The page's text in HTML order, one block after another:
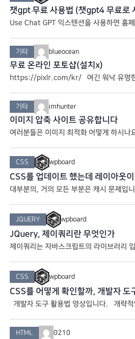
챗gpt 무료 사용법 (챗gpt4 무료로
Use Chat GPT 익스텐션을 사용하면 홈
디에서든 텍스트를 클릭하면 쉽게 작성,
기타 blueocean
무료 온라인 포토샵(설치x)
https://pixlr.com/kr/ 여긴 워낙 유명한
기타 imhunter
이미지 압축 사이트 공유합니다
여러분들은 이미지 최적화 어떻게 하시
이미지 압축 후 업로드하고 있습니다. 아
CSS wpboard
CSS를 업데이트 했는데 레이아웃
대부분의, 거의 모든 부분은 캐시 문제
JQUERY wpboard
JQuery, 제이쿼리란 무엇인가
제이쿼리는 자바스크립트의 라이브러리
가공해서 뭉쳐둔(?) 편하게 사용하라고 만
CSS wpboard
CSS를 어떻게 확인할까, 개발자 도
개발자 도구 활용법 영상입니다. 개략
HTML 0210